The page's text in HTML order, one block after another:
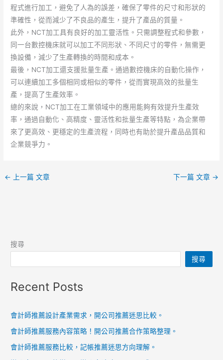
程式進行加工，避免了人為的誤差，確保了零件的尺寸和形狀的
準確性，從而減少了不良品的產生，提升了產品的質量。
此外，NCT加工具有良好的加工靈活性。只需調整程式和參數，
同一台數控機床就可以加工不同形狀、不同尺寸的零件，無需更
換設備，減少了生產轉換的時間和成本。
最後，NCT加工還支援批量生產。通過數控機床的自動化操作，
可以連續加工多個相同或相似的零件，從而實現高效的批量生
產，提高了生產效率。
總的來說，NCT加工在工業領域中的應用能夠有效提升生產效
率，通過自動化、高精度、靈活性和批量生產等特點，為企業帶
來了更高效、更穩定的生產流程，同時也有助於提升產品品質和
企業競爭力。
← 上一篇 文章 下一篇 文章 →
搜尋
搜尋
Recent Posts
會計師推薦設計產業需求，開公司推薦迷思比較。
會計師推薦服務內容策略！開公司推薦合作策略整理。
會計師推薦服務比較，記帳推薦迷思方向理解。